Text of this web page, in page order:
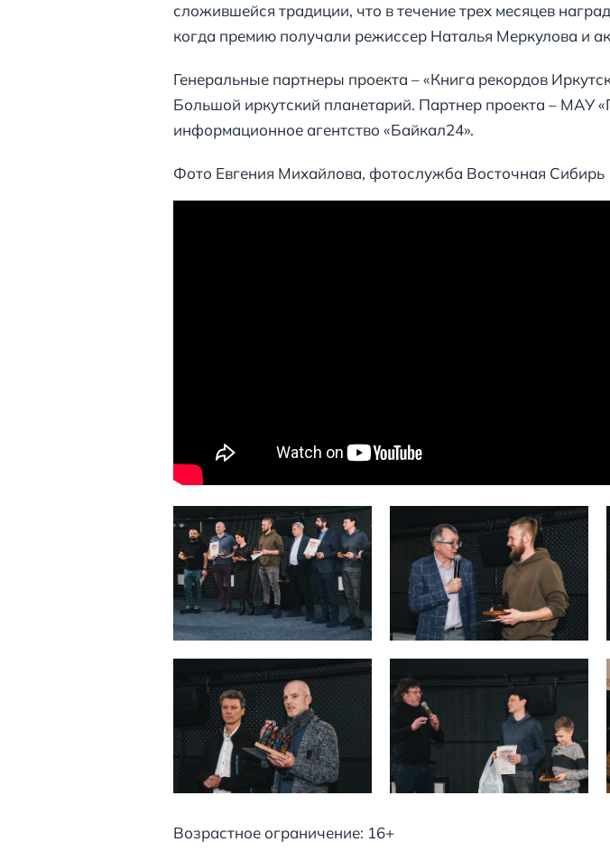
сложившейся традиции, что в течение трех месяцев
когда премию получали режиссер Наталья Меркулова и
Генеральные партнеры проекта – «Книга рекордов
Большой иркутский планетарий. Партнер проекта – МАУ
информационное агентство «Байкал24».
Фото Евгения Михайлова, фотослужба Восточная Сибирь
Возрастное ограничение: 16+